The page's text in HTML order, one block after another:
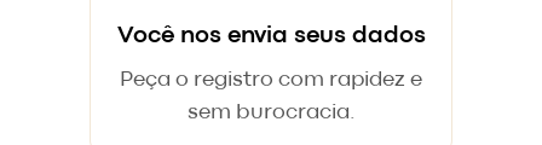
Você nos envia seus dados
Peça o registro com rapidez e
sem burocracia.